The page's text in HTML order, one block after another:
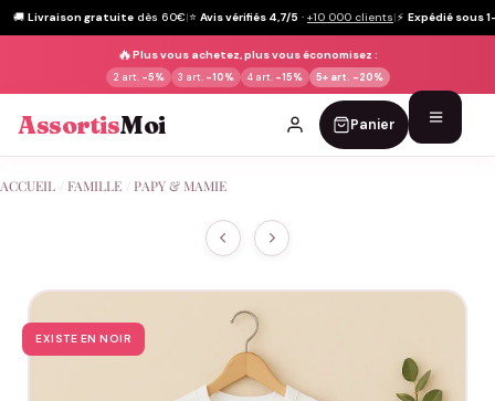
🚚 Livraison gratuite dès 60€|⭐ Avis vérifiés 4,7/5 · +10 000 clients|⚡ Expédié sous
🔥Plus vous achetez, plus vous économisez :
2 art. -5% 3 art. -10% 4 art. -15% 5+ art. -20%
AssortisMoi Panier
au
ACCUEIL FAMILLE PAPY & MAMIE
EXISTE EN NOIR